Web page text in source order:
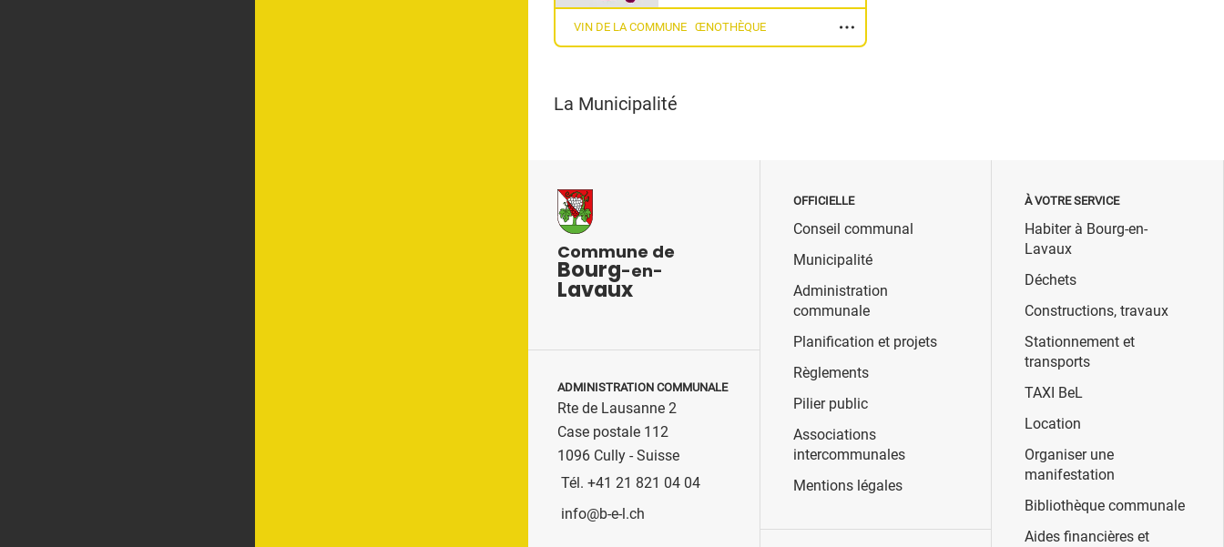
VIN DE LA COMMUNE ŒNOTHÈQUE
La Municipalité
Commune de
Bourg-en-
Lavaux
ADMINISTRATION COMMUNALE
Rte de Lausanne 2
Case postale 112
1096 Cully - Suisse
Tél. +41 21 821 04 04
info@b-e-l.ch
OFFICIELLE
Conseil communal
Municipalité
Administration
communale
Planification et projets
Règlements
Pilier public
Associations
intercommunales
Mentions légales
À VOTRE SERVICE
Habiter à Bourg-en-
Lavaux
Déchets
Constructions, travaux
Stationnement et
transports
TAXI BeL
Location
Organiser une
manifestation
Bibliothèque communale
Aides financières et